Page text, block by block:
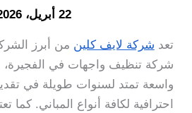
22 أبريل، 2026
تعد شركة لايف كلين من أبرز
شركة تنظيف واجهات في الفجيرة،
واسعة تمتد لسنوات طويلة في
احترافية لكافة أنواع المباني. كما